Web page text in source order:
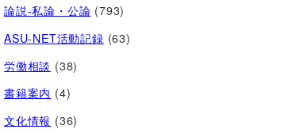
論説-私論・公論 (793)
ASU-NET活動記録 (63)
労働相談 (38)
書籍案内 (4)
文化情報 (36)